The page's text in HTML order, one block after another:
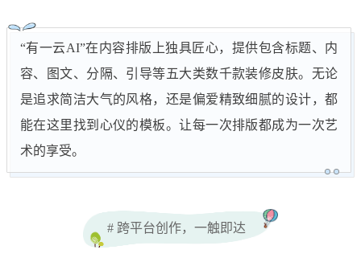
“有一云AI”在内容排版上独具匠心，提供包含标题、内
容、图文、分隔、引导等五大类数千款装修皮肤。无论
是追求简洁大气的风格，还是偏爱精致细腻的设计，都
能在这里找到心仪的模板。让每一次排版都成为一次艺
术的享受。
# 跨平台创作，一触即达